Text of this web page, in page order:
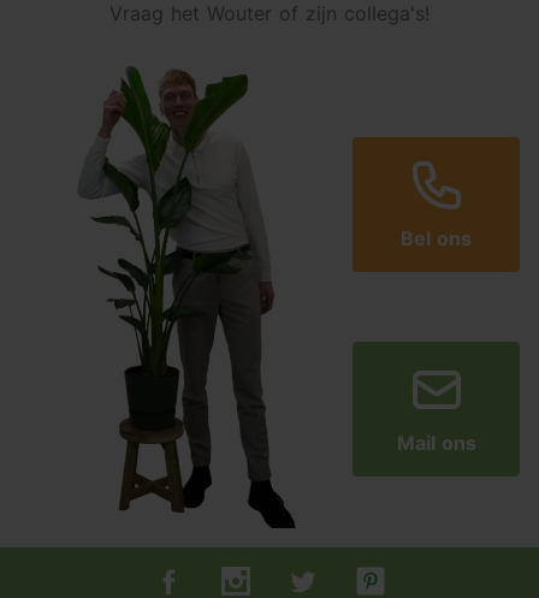
Vraag het Wouter of zijn collega's!
Bel ons
Mail ons